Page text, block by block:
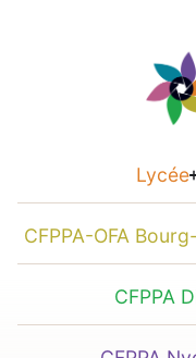
Lycée
CFPPA-OFA
CFPPA